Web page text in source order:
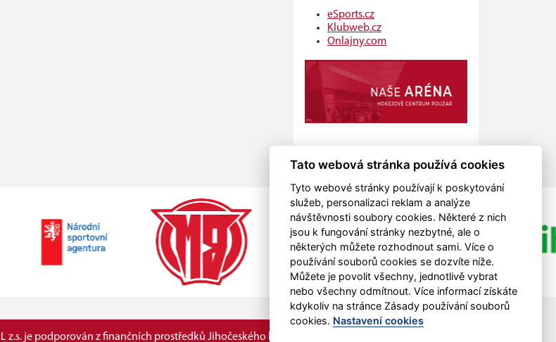
eSports.cz
Klubweb.cz
Onlajny.com
z.s. je podporován z finančních prostředků Jihočeského kraje.
Tato webová stránka používá cookies
Tyto webové stránky používají k poskytování
služeb, personalizaci reklam a analýze
návštěvnosti soubory cookies. Některé z nich
jsou k fungování stránky nezbytné, ale o
některých můžete rozhodnout sami. Více o
používání souborů cookies se dozvíte níže.
Můžete je povolit všechny, jednotlivě vybrat
nebo všechny odmítnout. Více informací získáte
kdykoliv na stránce Zásady používání souborů
cookies. Nastavení cookies